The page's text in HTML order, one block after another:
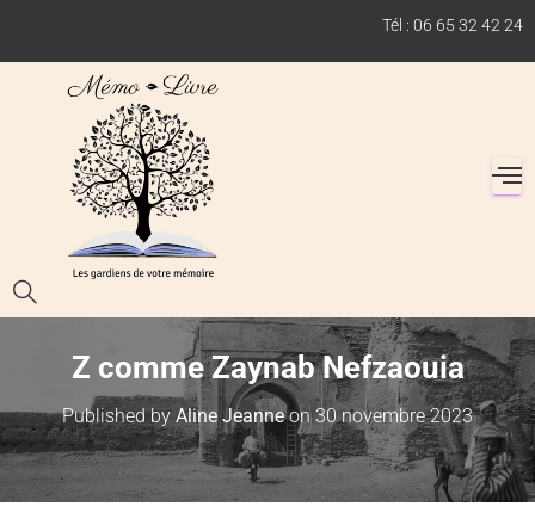
Tél : 06 65 32 42 24
Z comme Zaynab Nefzaouia
Published by Aline Jeanneon30 novembre 2023